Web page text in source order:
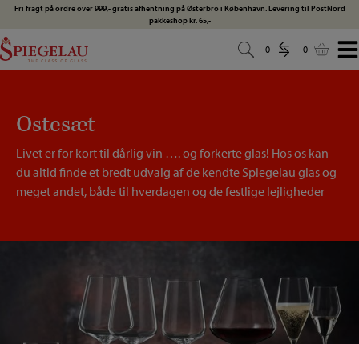
Hop
indholdet
Fri fragt på ordre over 999,- gratis afhentning på Østerbro i København. Levering til PostNord
pakkeshop kr. 65,-
0
0 0
0
Ostesæt
Livet er for kort til dårlig vin …. og forkerte glas! Hos os kan
du altid finde et bredt udvalg af de kendte Spiegelau glas og
meget andet, både til hverdagen og de festlige lejligheder